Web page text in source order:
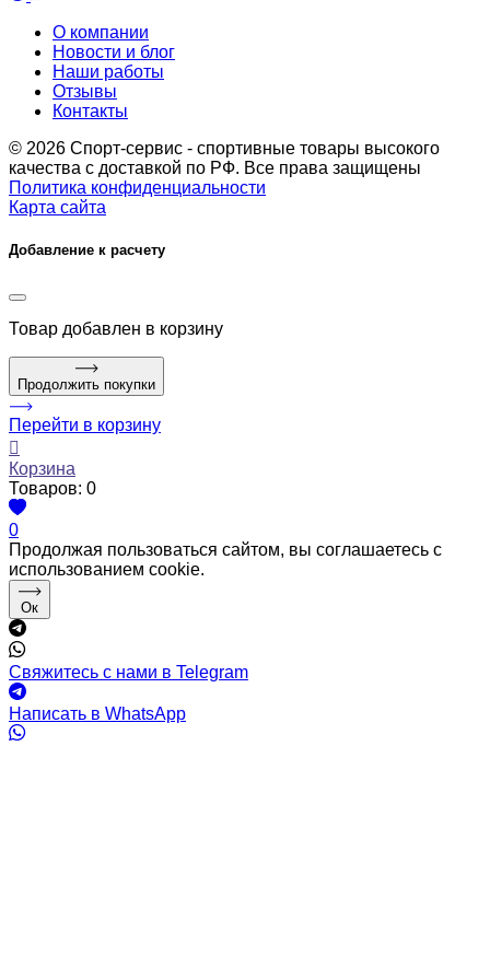
О компании
Новости и блог
Наши работы
Отзывы
Контакты
© 2026 Спорт-сервис - спортивные товары высокого
качества с доставкой по РФ. Все права защищены
Политика конфиденциальности
Карта сайта
Добавление к расчету
Товар добавлен в корзину
Продолжить покупки
Перейти в корзину
Корзина
Товаров: 0
0
Продолжая пользоваться сайтом, вы соглашаетесь с
использованием cookie.
Ок
Свяжитесь с нами в Telegram
Написать в WhatsApp